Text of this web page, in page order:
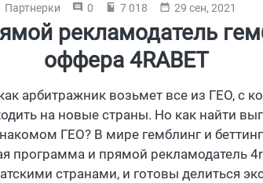
Партнерки 0 7 018 29 сен, 2021
рекламодатель
оффера 4RABET
арбитражник возьмет все из ГЕО, с
на новые страны. Но как найти
ГЕО? В мире гемблинг и
программа и прямой рекламодатель
странами, и готовы делиться